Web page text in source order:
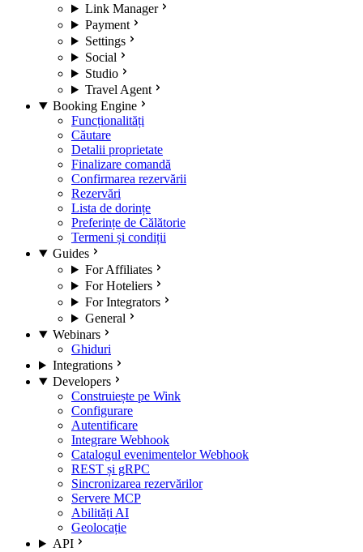
Link Manager
Payment
Settings
Social
Studio
Travel Agent
Booking Engine
Funcționalități
Căutare
Detalii proprietate
Finalizare comandă
Confirmarea rezervării
Rezervări
Lista de dorințe
Preferințe de Călătorie
Termeni și condiții
Guides
For Affiliates
For Hoteliers
For Integrators
General
Webinars
Ghiduri
Integrations
Developers
Construiește pe Wink
Configurare
Autentificare
Integrare Webhook
Catalogul evenimentelor Webhook
REST și gRPC
Sincronizarea rezervărilor
Servere MCP
Abilități AI
Geolocație
API